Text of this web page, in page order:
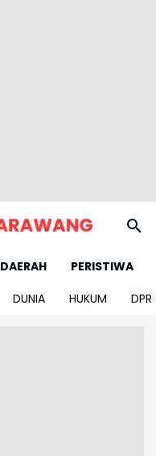
DAERAH
PERISTIWA
DUNIA HUKUM DPR